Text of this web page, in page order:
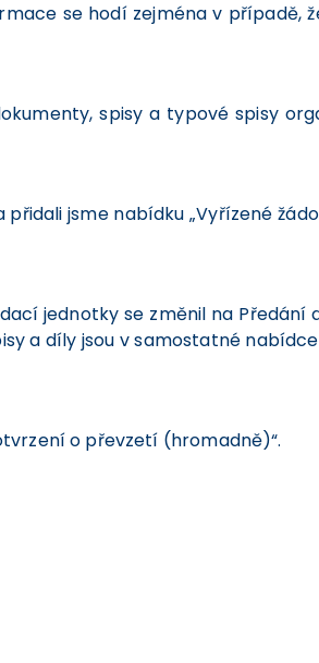
se hodí zejména v případě,
spisy a typové spisy
jsme nabídku „Vyřízené
jednotky se změnil na Předání
a díly jsou v samostatné
o převzetí (hromadně)“.